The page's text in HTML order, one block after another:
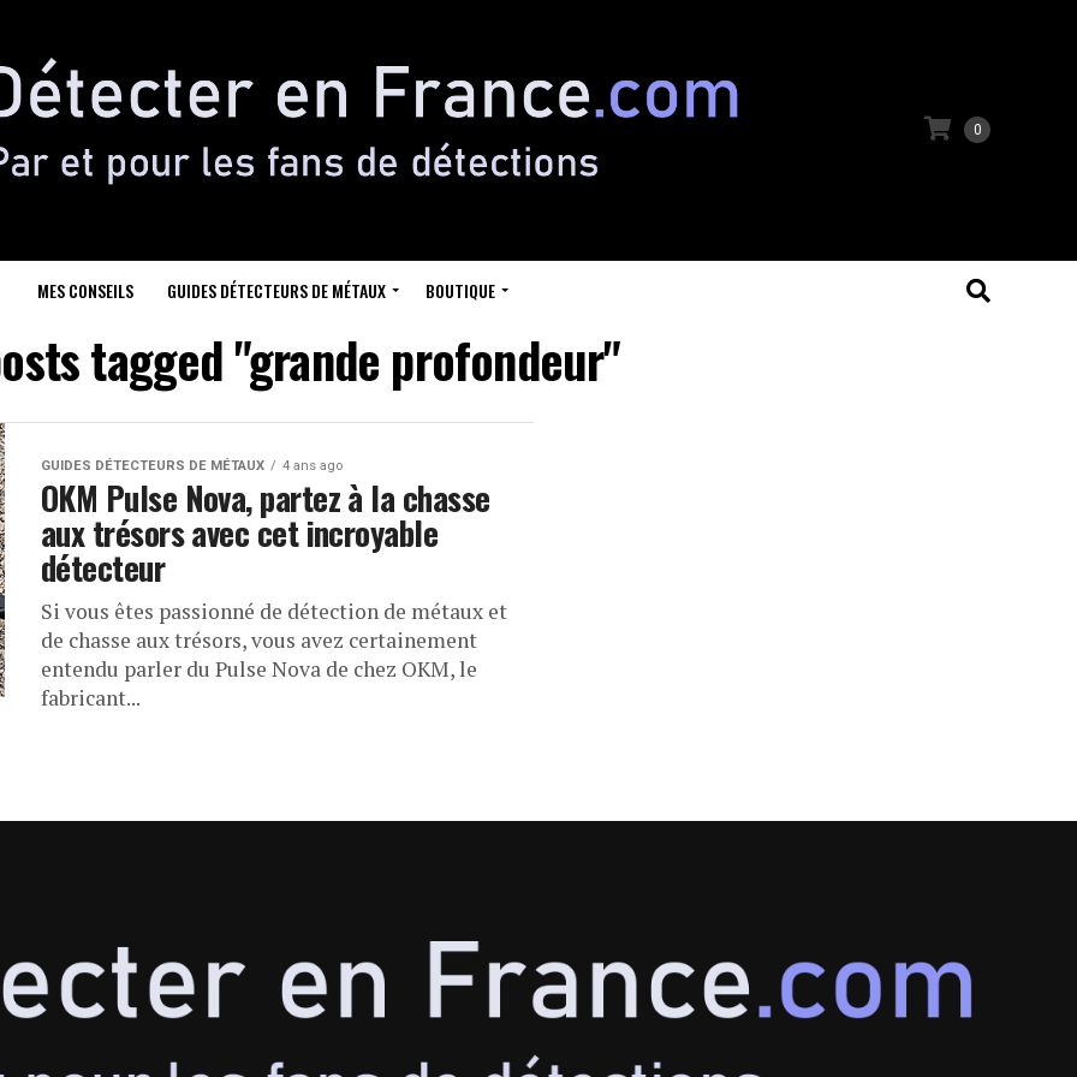
0
MES CONSEILS GUIDES DÉTECTEURS DE MÉTAUX BOUTIQUE
tagged "grande profondeur"
GUIDES DÉTECTEURS DE MÉTAUX 4 ans ago
OKM Pulse Nova, partez à la chasse
aux trésors avec cet incroyable
détecteur
Si vous êtes passionné de détection de métaux et
de chasse aux trésors, vous avez certainement
entendu parler du Pulse Nova de chez OKM, le
fabricant...